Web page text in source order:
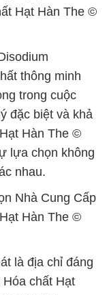
Hạt Hàn The ©
thông minh
trong cuộc
đặc biệt và khả
Hàn The ©
lựa chọn không
nhau.
Nhà Cung Cấp
Hàn The ©
là địa chỉ đáng
chất Hạt